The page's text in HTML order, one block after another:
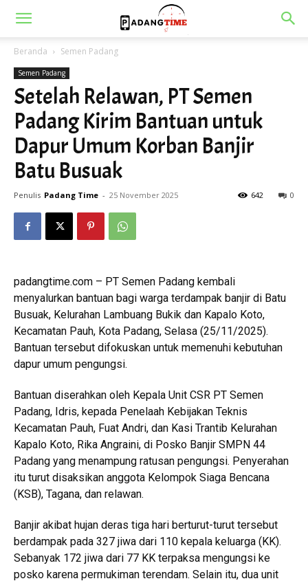
Beranda Semen Padang
Semen Padang
Setelah Relawan, PT Semen
Padang Kirim Bantuan untuk
Dapur Umum Korban Banjir
Batu Busuak
Penulis Padang Time - 25 November 2025 0
642
padangtime.com – PT Semen Padang kembali
menyalurkan bantuan bagi warga terdampak banjir di Batu
Busuak, Kelurahan Lambuang Bukik dan Kapalo Koto,
Kecamatan Pauh, Kota Padang, Selasa (25/11/2025).
Bantuan tersebut difokuskan untuk memenuhi kebutuhan
dapur umum pengungsi.
Bantuan diserahkan oleh Kepala Unit CSR PT Semen
Padang, Idris, kepada Penelaah Kebijakan Teknis
Kecamatan Pauh, Fuat Andri, dan Kasi Trantib Kelurahan
Kapalo Koto, Rika Angraini, di Posko Banjir SMPN 44
Padang yang menampung ratusan pengungsi. Penyerahan
itu turut disaksikan anggota Kelompok Siaga Bencana
(KSB), Tagana, dan relawan.
Banjir akibat hujan deras tiga hari berturut-turut tersebut
berdampak pada 327 jiwa dari 110 kepala keluarga (KK).
Sebanyak 172 jiwa dari 77 KK terpaksa mengungsi ke
posko karena permukiman terendam. Selain itu, dua unit